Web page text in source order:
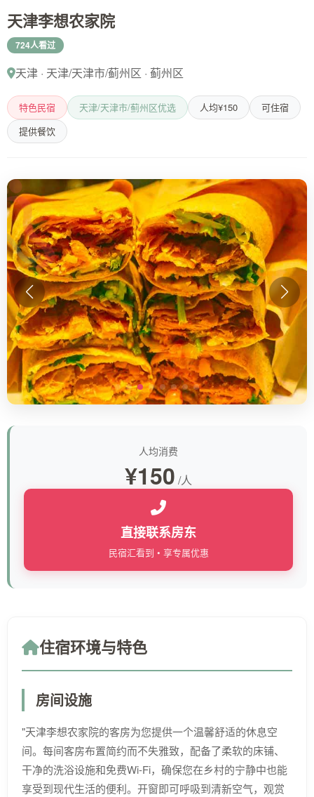
天津李想农家院
724人看过
天津 · 天津/天津市/蓟州区 · 蓟州区
特色民宿 天津/天津市/蓟州区优选 人均¥150
可住宿
提供餐饮
人均消费
¥150 /人
直接联系房东
民宿汇看到 • 享专属优惠
住宿环境与特色
房间设施
"天津李想农家院的客房为您提供一个温馨舒适的休息空
间。每间客房布置简约而不失雅致，配备了柔软的床铺、
干净的洗浴设施和免费Wi-Fi，确保您在乡村的宁静中也能
享受到现代生活的便利。开窗即可呼吸到清新空气，观赏